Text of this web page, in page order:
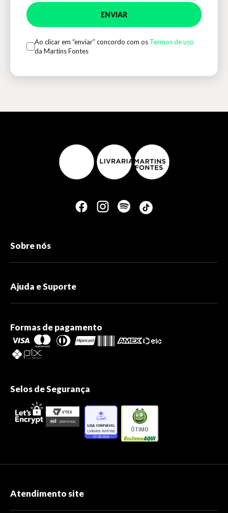
ENVIAR
Ao clicar em “enviar” concordo com os Termos de uso
da Martins Fontes
Sobre nós
Ajuda e Suporte
Formas de pagamento
Selos de Segurança
ÓTIMO
Atendimento site